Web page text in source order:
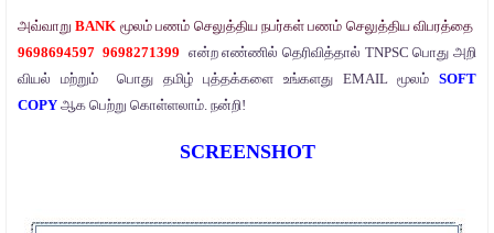
அவ்வாறு BANK மூலம் பணம் செலுத்திய நபர்கள் பணம் செலுத்திய விபரத்தை
96986945979698271399 என்ற எண்ணில் தெரிவித்தால் TNPSC பொது அறி
வியல்
மற்றும் பொது தமிழ் புத்தக்களை உங்களது EMAIL மூலம்
SOFT
COPY ஆக பெற்று கொள்ளலாம் நன்றி!
SCREENSHOT